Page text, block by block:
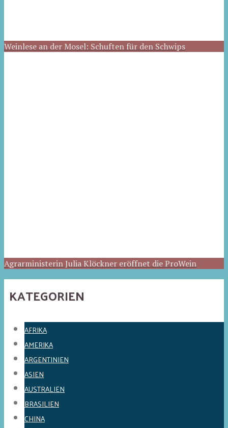
Weinlese an der Mosel: Schuften für den Schwips
Agrarministerin Julia Klöckner eröffnet die ProWein
KATEGORIEN
AFRIKA
AMERIKA
ARGENTINIEN
ASIEN
AUSTRALIEN
BRASILIEN
CHINA